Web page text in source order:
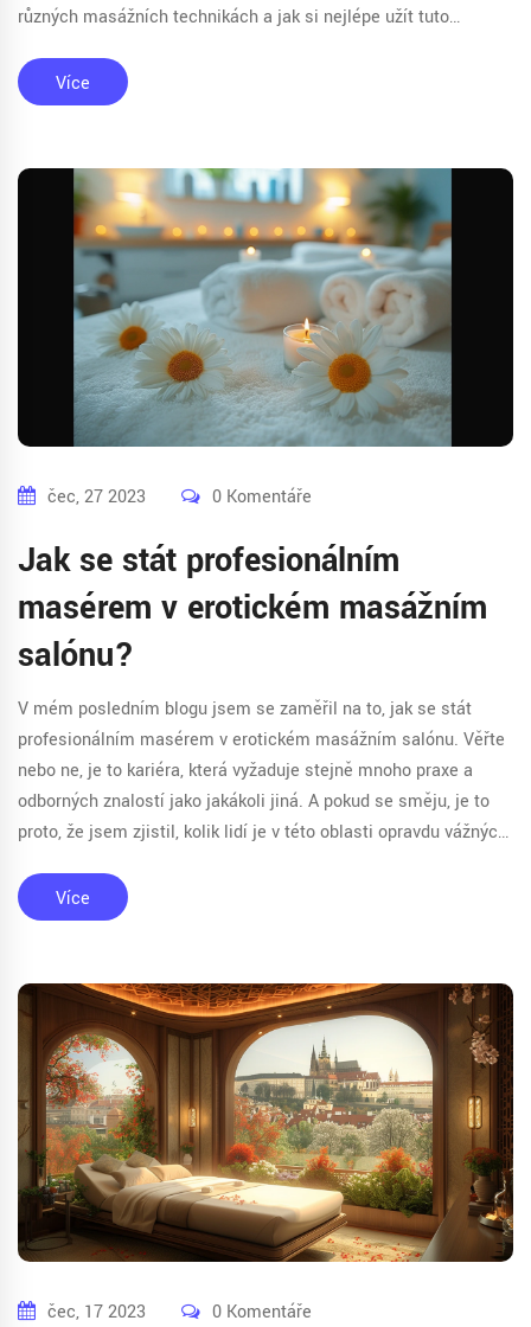
různých masážních technikách a jak si nejlépe užít tuto
Více
čec, 27 2023 0 Komentáře
Jak se stát profesionálním
masérem v erotickém masážním
salónu?
V mém posledním blogu jsem se zaměřil na to, jak se stát
profesionálním masérem v erotickém masážním salónu. Věřte
nebo ne, je to kariéra, která vyžaduje stejně mnoho praxe a
odborných znalostí jako jakákoli jiná. A pokud se směju, je to
proto, že jsem zjistil, kolik lidí je v této oblasti opravdu vážných.
profesionálním masérem a pracujete v erotickém masážním
salónu, tento článek je pro vás. Možná zjistíte, že to není tak
Více
čec, 17 2023 0 Komentáře